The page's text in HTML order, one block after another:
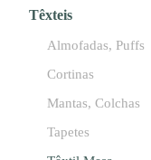
Têxteis
Almofadas, Puffs
Cortinas
Mantas, Colchas
Tapetes